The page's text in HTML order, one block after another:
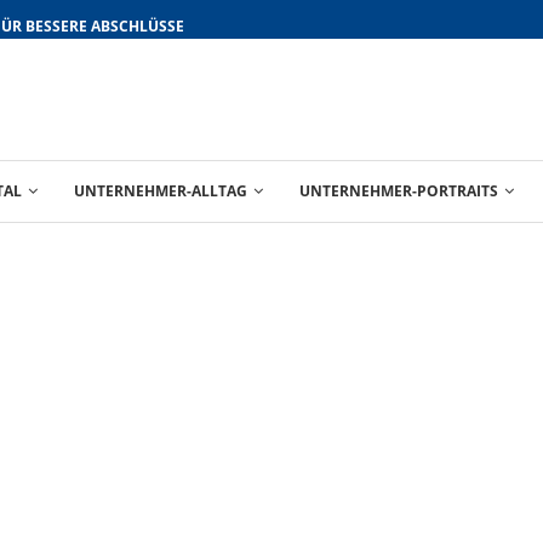
BESSERE ABSCHLÜSSE
UNTERNEHMER-ALLTAG UNTERNEHMER-PORTRAITS